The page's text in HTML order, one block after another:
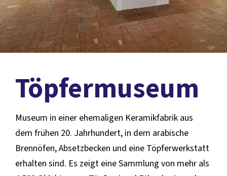
Töpfermuseum
Museum in einer ehemaligen Keramikfabrik aus
dem frühen 20. Jahrhundert, in dem arabische
Brennöfen, Absetzbecken und eine Töpferwerkstatt
erhalten sind. Es zeigt eine Sammlung von mehr als